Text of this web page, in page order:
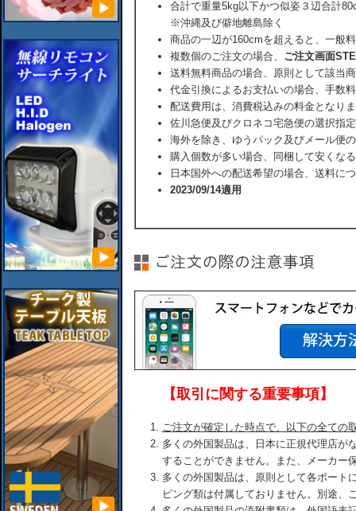
合計で重量5kg以下かつ似姿３辺合計
※沖縄及び僻地離島除く
商品の一辺が160cmを超えると、一般
複数個のご注文の場合、 ご注文画面
送料無料商品の場合、原則として該当
代金引換によるお支払いの場合、手数
配送費用は、消費税込みの料金となり
佐川急便及びクロネコ宅急便の選択指
海外を除き、ゆうパック及びメール便
購入個数が多い場合、同梱して安くな
日本国外への配送希望の場合、送料に
2023/09/14適用
【取引に関する重要事項】
ご注文が確定した時点で、以下の全ての
多くの外国製品は、日本に正規代理店が
することができません。また、メーカー
多くの外国製品は、原則として各ボート
ピング類は付属しておりません。別途、